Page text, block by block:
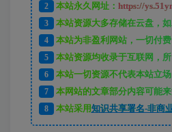
2 本站永久网址： https://
3
本站资源大多存储在云盘，
4
本站为非盈利网站，一切付
5
本站资源均收录于互联网，
6
本站一切资源不代表本站立
7
本网站的文章部分内容可能
8
本站采用知识共享署名-非商